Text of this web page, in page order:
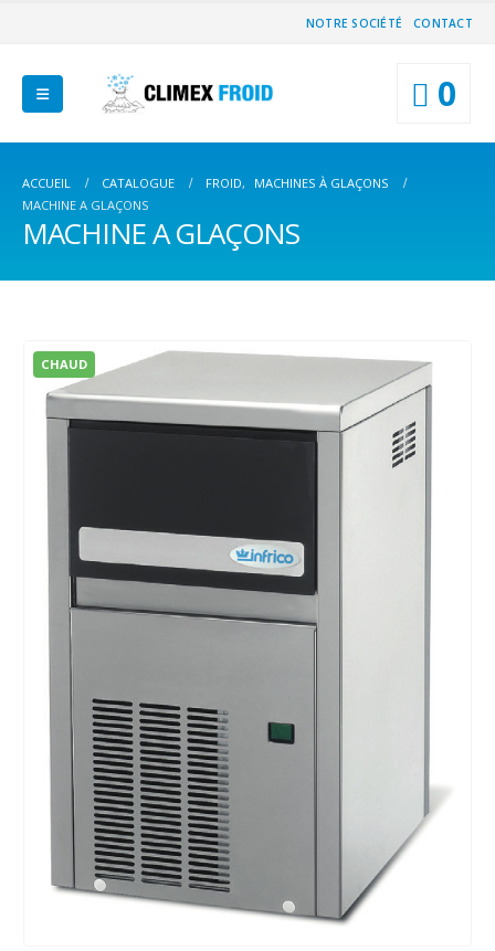
NOTRE SOCIÉTÉ CONTACT
0
ACCUEIL CATALOGUE FROID,
MACHINES À GLAÇONS
MACHINE A GLAÇONS
MACHINE A GLAÇONS
CHAUD